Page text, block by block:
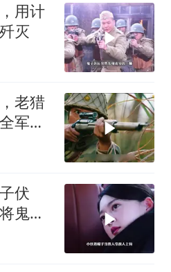
用计
灭
老猎
军覆
伏
鬼子